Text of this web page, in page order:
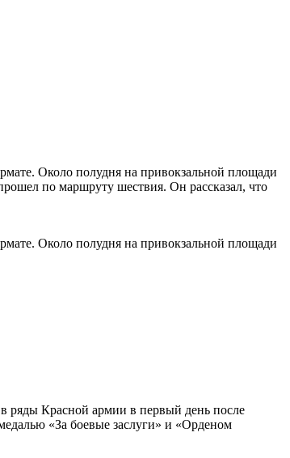
Около полудня на привокзальной площади
по маршруту шествия. Он рассказал, что
Около полудня на привокзальной площади
ряды Красной армии в первый день после
«За боевые заслуги» и «Орденом